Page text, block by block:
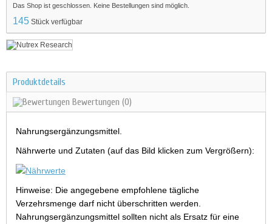
Das Shop ist geschlossen. Keine Bestellungen sind möglich.
145 Stück verfügbar
Produktdetails
Bewertungen (0)
Nahrungsergänzungsmittel.
Nährwerte und Zutaten (auf das Bild klicken zum Vergrößern):
Hinweise: Die angegebene empfohlene tägliche
Verzehrsmenge darf nicht überschritten werden.
Nahrungsergänzungsmittel sollten nicht als Ersatz für eine